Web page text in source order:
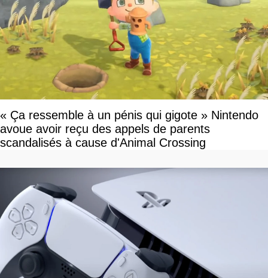
« Ça ressemble à un pénis qui gigote » Nintendo
avoue avoir reçu des appels de parents
scandalisés à cause d'Animal Crossing